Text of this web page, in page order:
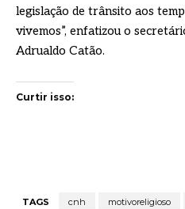
legislação de trânsito aos
vivemos”, enfatizou o
Adrualdo Catão.
Curtir isso:
TAGS cnh motivoreligioso